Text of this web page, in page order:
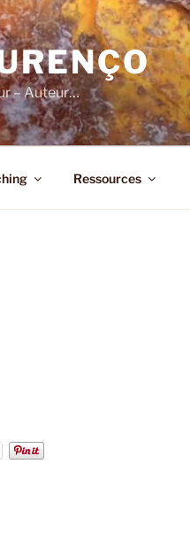
– Auteur…
Ressources